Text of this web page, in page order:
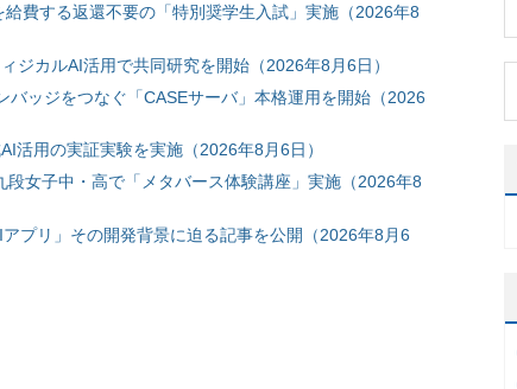
費する返還不要の「特別奨学生入試」実施（2026年8
ジカルAI活用で共同研究を開始（2026年8月6日）
バッジをつなぐ「CASEサーバ」本格運用を開始（2026
活用の実証実験を実施（2026年8月6日）
女子中・高で「メタバース体験講座」実施（2026年8
プリ」その開発背景に迫る記事を公開（2026年8月6